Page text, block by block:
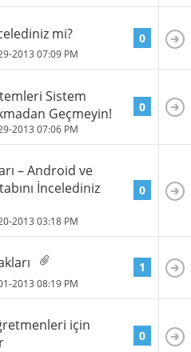
mi?
2013 07:09 PM
0
Sistem
Geçmeyin!
2013 07:06 PM
0
– Android ve
İncelediniz
2013 03:18 PM
0
2013 08:19 PM
1
için
0